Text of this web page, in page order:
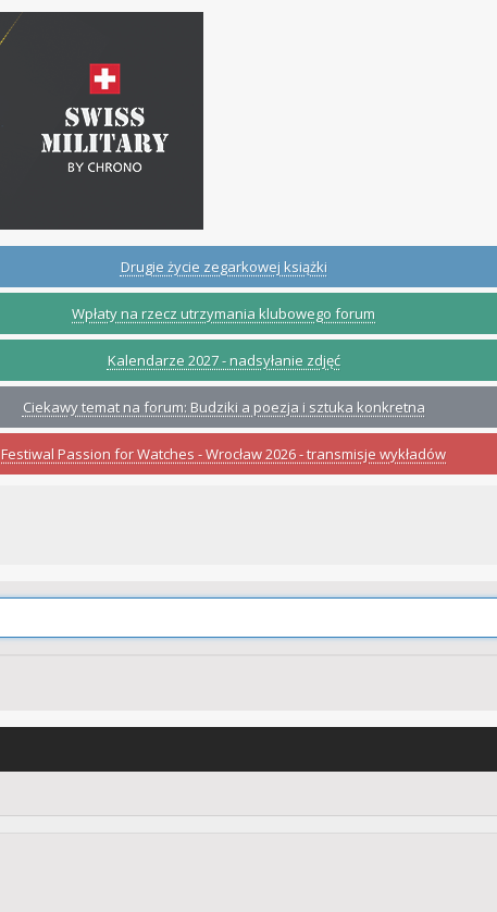
Drugie życie zegarkowej książki
Wpłaty na rzecz utrzymania klubowego forum
Kalendarze 2027 - nadsyłanie zdjęć
Ciekawy temat na forum: Budziki a poezja i sztuka konkretna
Festiwal Passion for Watches - Wrocław 2026 - transmisje wykładów